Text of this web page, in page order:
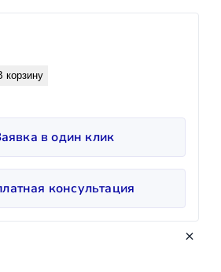
корзину
в один клик
консультация